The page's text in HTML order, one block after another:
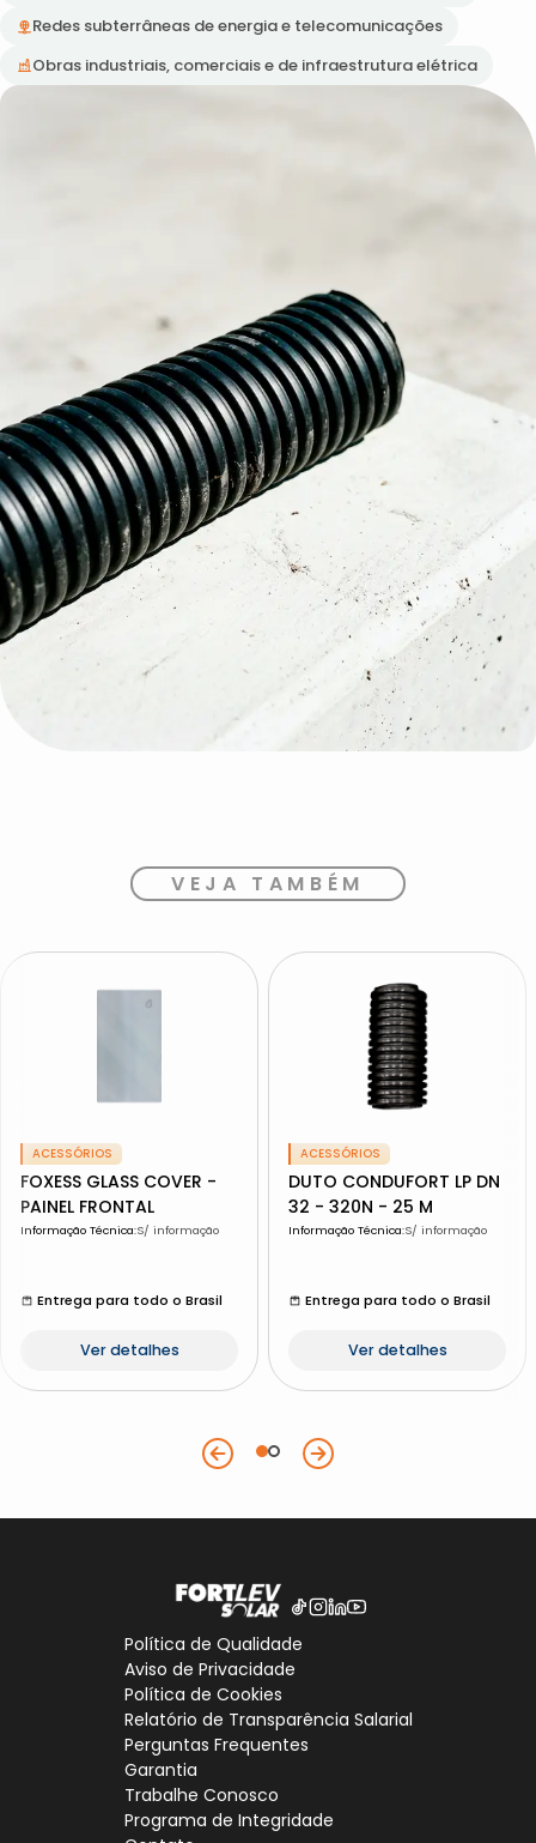
Redes subterrâneas de energia e telecomunicações
Obras industriais, comerciais e de infraestrutura elétrica
VEJA TAMBÉM
ACESSÓRIOS
FOXESS GLASS COVER -
PAINEL FRONTAL
Informação Técnica:S/ informação
Entrega para todo o Brasil
Ver detalhes
ACESSÓRIOS
DUTO CONDUFORT LP DN
32 - 320N - 25 M
Informação Técnica:S/ informação
Entrega para todo o Brasil
Ver detalhes
Política de Qualidade
Aviso de Privacidade
Política de Cookies
Relatório de Transparência Salarial
Perguntas Frequentes
Garantia
Trabalhe Conosco
Programa de Integridade